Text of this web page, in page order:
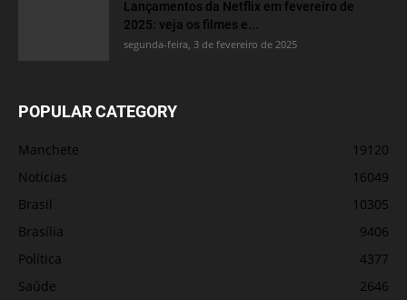
Lançamentos da Netflix em fevereiro de
2025: veja os filmes e...
segunda-feira, 3 de fevereiro de 2025
POPULAR CATEGORY
Manchete
19120
Notícias
16049
Brasil
10305
Brasília
9406
Política
4377
Saúde
2646